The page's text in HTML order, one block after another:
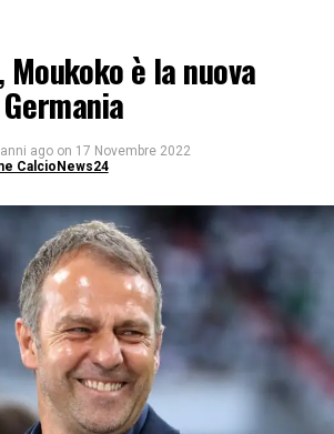
è la nuova
ago on 17 Novembre 2022
CalcioNews24